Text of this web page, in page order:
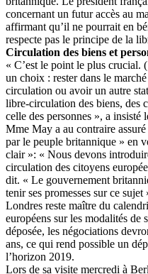
concernant un futur accès au
affirmant qu’il ne pourrait en
respecte pas le principe de la
Circulation des biens et
« C’est le point le plus
un choix : rester dans le
circulation ou avoir un autre
libre-circulation des biens, des
celle des personnes », a insisté
Mme May a au contraire
par le peuple britannique » en
clair »: « Nous devons
circulation des citoyens
dit. « Le gouvernement
tenir ses promesses sur ce sujet
Londres reste maître du
européens sur les modalités
déposée, les négociations
ans, ce qui rend possible un
l’horizon 2019.
Lors de sa visite mercredi à